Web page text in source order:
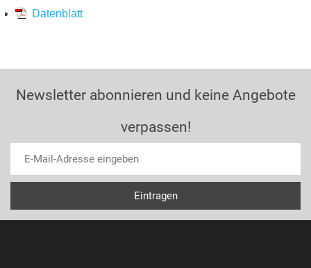
Datenblatt
Newsletter abonnieren und keine Angebote
verpassen!